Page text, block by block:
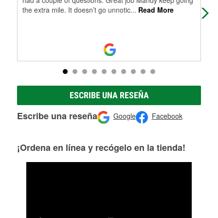
the extra mile. It doesn’t go unnotic... Read More
ESCRIBE UNA RESEÑA
Escribe una reseña Google Facebook
¡Ordena en línea y recógelo en la tienda!